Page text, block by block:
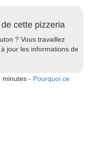
cette pizzeria
? Vous travaillez
jour les informations de
minutes - Pourquoi ce